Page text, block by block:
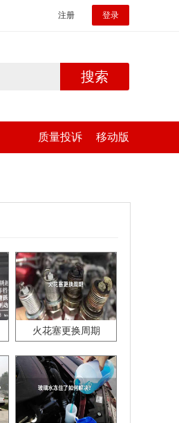
注册 登录
搜索
质量投诉 移动版
火花塞更换周期